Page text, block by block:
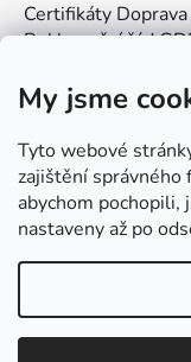
My jsme
Tyto webové
zajištění správného
abychom pochopili,
nastaveny až po
Certifikáty
Reklamační řád
Kontakt
Adél:775 683 521
Zemětvoření